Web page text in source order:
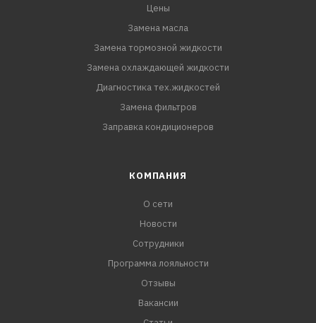
Цены
Замена масла
Замена тормозной жидкости
Замена охлаждающей жидкости
Диагностика тех.жидкостей
Замена фильтров
Заправка кондиционеров
КОМПАНИЯ
О сети
Новости
Сотрудники
Программа лояльности
Отзывы
Вакансии